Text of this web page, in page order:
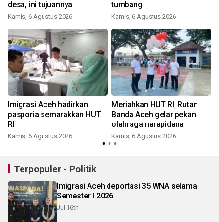
desa, ini tujuannya
Kamis, 6 Agustus 2026
tumbang
Kamis, 6 Agustus 2026
Imigrasi Aceh hadirkan
pasporia semarakkan HUT
RI
Kamis, 6 Agustus 2026
Meriahkan HUT RI, Rutan
Banda Aceh gelar pekan
olahraga narapidana
Kamis, 6 Agustus 2026
Terpopuler - Politik
Imigrasi Aceh deportasi 35 WNA selama
Semester I 2026
Jul 16th